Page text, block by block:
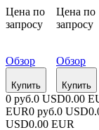
Цена по
запросу
Обзор
Купить
Цена по
запросу
Обзор
Купить
0 руб.0 USD0.00
EUR0 руб.0 USD
USD0.00 EUR